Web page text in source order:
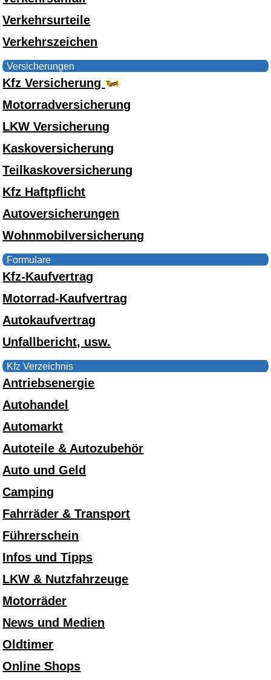
Verkehrsurteile
Verkehrszeichen
Versicherungen
Kfz Versicherung
Motorradversicherung
LKW Versicherung
Kaskoversicherung
Teilkaskoversicherung
Kfz Haftpflicht
Autoversicherungen
Wohnmobilversicherung
Formulare
Kfz-Kaufvertrag
Motorrad-Kaufvertrag
Autokaufvertrag
Unfallbericht, usw.
Kfz Verzeichnis
Antriebsenergie
Autohandel
Automarkt
Autoteile & Autozubehör
Auto und Geld
Camping
Fahrräder & Transport
Führerschein
Infos und Tipps
LKW & Nutzfahrzeuge
Motorräder
News und Medien
Oldtimer
Online Shops